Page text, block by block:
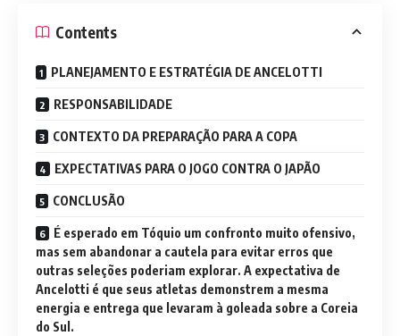
Contents
PLANEJAMENTO E ESTRATÉGIA DE ANCELOTTI
RESPONSABILIDADE
CONTEXTO DA PREPARAÇÃO PARA A COPA
EXPECTATIVAS PARA O JOGO CONTRA O JAPÃO
CONCLUSÃO
É esperado em Tóquio um confronto muito ofensivo,
mas sem abandonar a cautela para evitar erros que
outras seleções poderiam explorar. A expectativa de
Ancelotti é que seus atletas demonstrem a mesma
energia e entrega que levaram à goleada sobre a Coreia
do Sul.